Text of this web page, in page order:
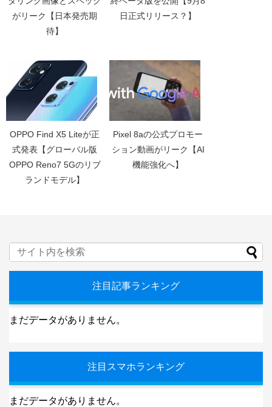
がリーク【日本発売期
待】
日正式リリース？】
OPPO Find X5 Liteが正
式発表【グローバル版
OPPO Reno7 5Gのリブ
ランドモデル】
Pixel 8aの公式プロモー
ション動画がリーク【AI
機能強化へ】
注目記事ランキング
まだデータがありません。
注目スマホランキング
まだデータがありません。